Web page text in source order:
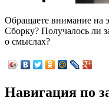
Обращаете внимание на
Сборку? Получалось ли
о смыслах?
Навигация по